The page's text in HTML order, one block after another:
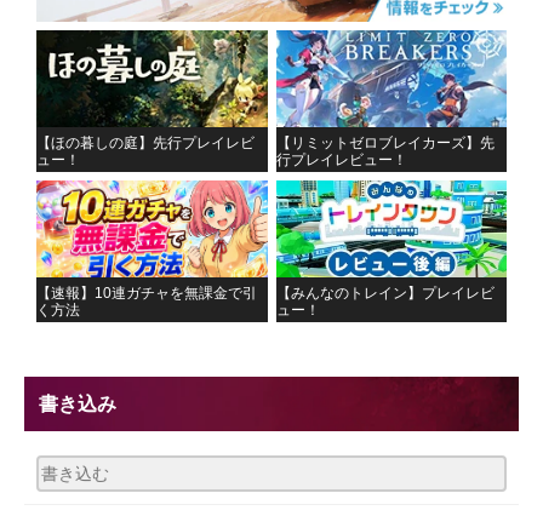
【ほの暮しの庭】先行プレイレビ
ュー！
【リミットゼロブレイカーズ】先
行プレイレビュー！
【速報】10連ガチャを無課金で引
く方法
【みんなのトレイン】プレイレビ
ュー！
書き込み